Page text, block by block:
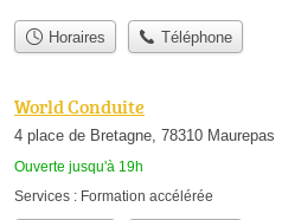
Horaires Téléphone
World Conduite
4 place de Bretagne, 78310 Maurepas
Ouverte jusqu'à 19h
Services : Formation accélérée